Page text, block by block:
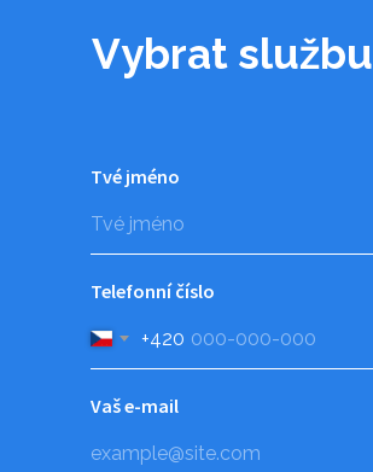
Vybrat službu
Tvé jméno
Telefonní číslo
+420
Vaš e-mail